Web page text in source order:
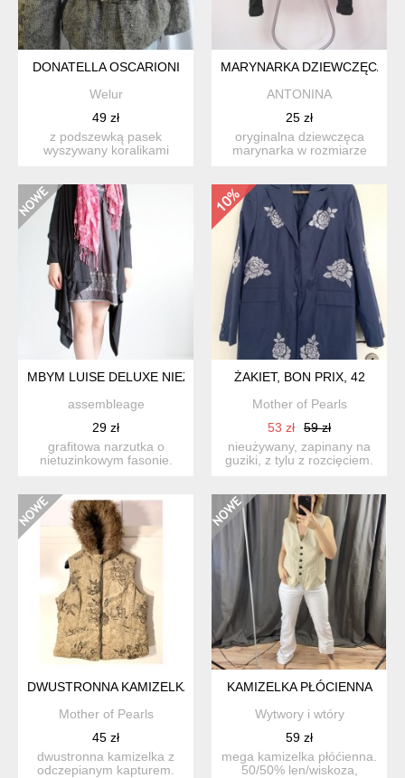
DONATELLA OSCARIONI
Welur
49 zł
z podszewką pasek
wyszywany koralikami
MARYNARKA DZIEWCZĘCA 9-
ANTONINA
25 zł
oryginalna dziewczęca
marynarka w rozmiarze
MBYM LUISE DELUXE NIEZWYKŁY FASON! NARZUTKA
assembleage
29 zł
grafitowa narzutka o
nietuzinkowym fasonie.
ŻAKIET, BON PRIX, 42
Mother of Pearls
53 zł
59 zł
nieużywany, zapinany na
guziki, z tylu z rozcięciem.
DWUSTRONNA KAMIZELKA, ROZM. 42
Mother of Pearls
45 zł
dwustronna kamizelka z
odczepianym kapturem.
KAMIZELKA PŁÓCIENNA
Wytwory i wtóry
59 zł
mega kamizelka płóćienna.
50/50% len/wiskoza,